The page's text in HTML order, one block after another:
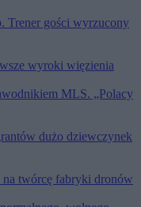
Trener gości wyrzucony
wyroki więzienia
MLS. „Polacy
dużo dziewczynek
twórcę fabryki dronów